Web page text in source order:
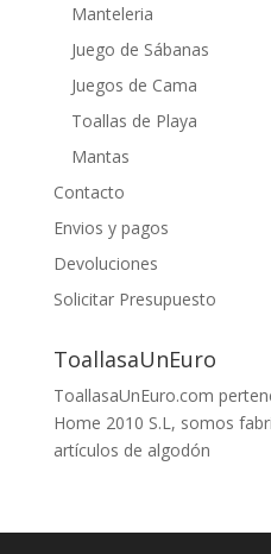
Manteleria
Juego de Sábanas
Juegos de Cama
Toallas de Playa
Mantas
Contacto
Envios y pagos
Devoluciones
Solicitar Presupuesto
ToallasaUnEuro
ToallasaUnEuro.com
Home 2010 S.L, somos
artículos de algodón